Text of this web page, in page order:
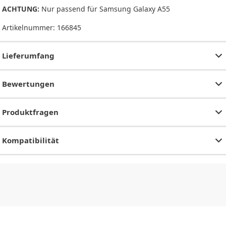
ACHTUNG: Nur passend für Samsung Galaxy A55
Artikelnummer: 166845
Lieferumfang
Bewertungen
Produktfragen
Kompatibilität